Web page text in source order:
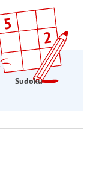
Sudoku